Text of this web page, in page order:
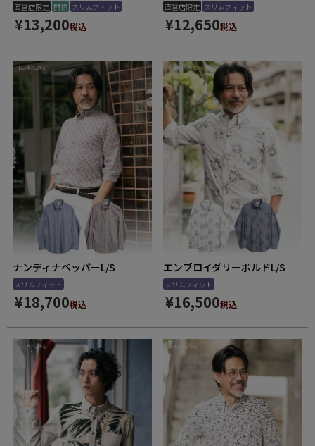
直営店限定 開襟 スリムフィット
¥13,200税込
直営店限定 スリムフィット
¥12,650税込
ナンディナペッパーL/S
スリムフィット
¥18,700税込
エンブロイダリーボルドL/S
スリムフィット
¥16,500税込